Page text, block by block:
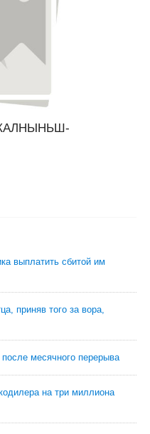
выплатить сбитой им
приняв того за вора,
месячного перерыва
на три миллиона